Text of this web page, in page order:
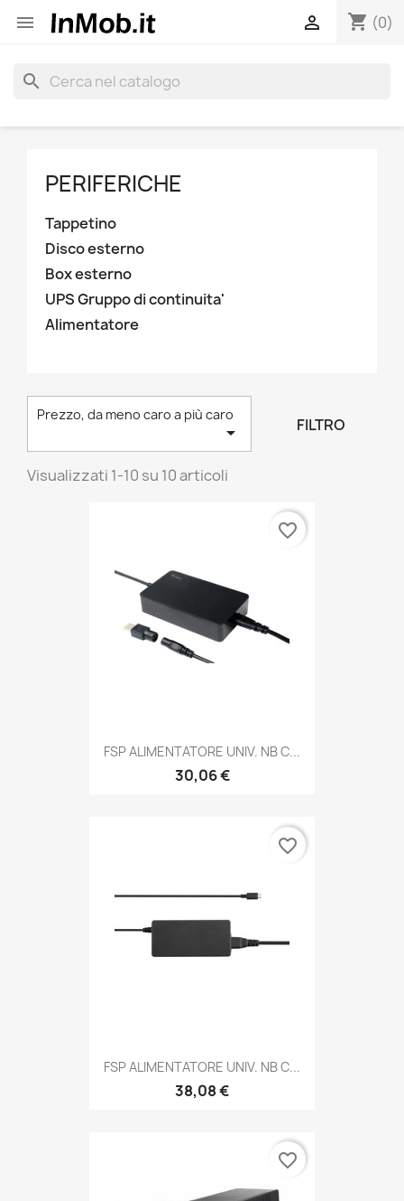
 shopping_cart (0)

search
PERIFERICHE
Tappetino
Disco esterno
Box esterno
UPS Gruppo di continuita'
Alimentatore
Prezzo, da meno caro a più caro
 FILTRO
Visualizzati 1-10 su 10 articoli
FSP ALIMENTATORE UNIV. NB C...
30,06 €
favorite_border
FSP ALIMENTATORE UNIV. NB C...
38,08 €
favorite_border
favorite_border